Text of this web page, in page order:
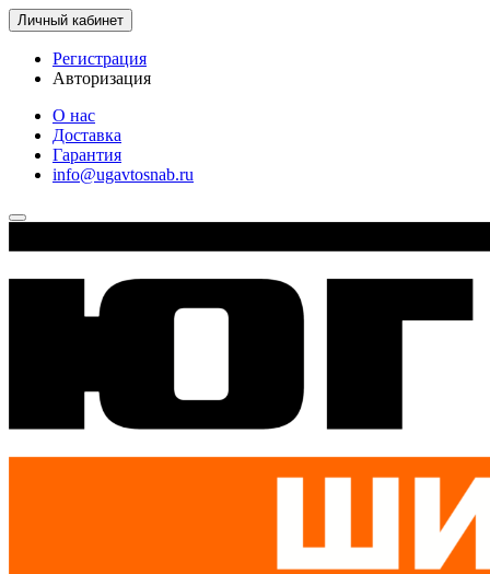
Личный кабинет
Регистрация
Авторизация
О нас
Доставка
Гарантия
info@ugavtosnab.ru